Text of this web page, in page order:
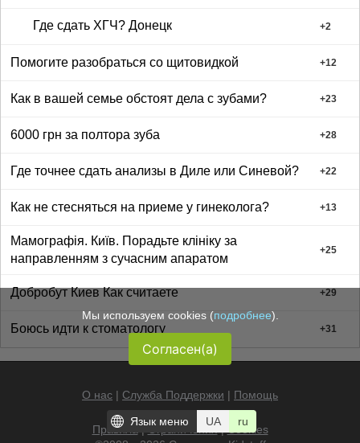
Где сдать ХГЧ? Донецк +2
Помогите разобраться со щитовидкой +12
Как в вашей семье обстоят дела с зубами? +23
6000 грн за полтора зуба +28
Где точнее сдать анализы в Диле или Синевой? +22
Как не стесняться на приеме у гинеколога? +13
Мамографія. Київ. Порадьте клініку за
направленням з сучасним апаратом
+25
Добробут Киев Как считаете +29
Боюсь идти к стоматологу +31
О нас | Служба Поддержки | Помощь
Правила|Ограничения |
Cookies
Мы используем cookies (подробнее).
Согласен(а)
Язык меню UA ru